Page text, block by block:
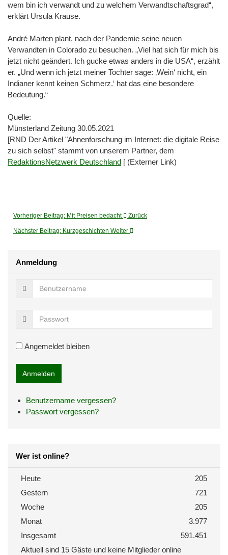
wem bin ich verwandt und zu welchem Verwandtschaftsgrad“,
erklärt Ursula Krause.
André Marten plant, nach der Pandemie seine neuen
Verwandten in Colorado zu besuchen. „Viel hat sich für mich bis
jetzt nicht geändert. Ich gucke etwas anders in die USA“, erzählt
er. „Und wenn ich jetzt meiner Tochter sage: ‚Wein‘ nicht, ein
Indianer kennt keinen Schmerz.‘ hat das eine besondere
Bedeutung.“
Quelle:
Münsterland Zeitung 30.05.2021
[RND Der Artikel "Ahnenforschung im Internet: die digitale Reise
zu sich selbst" stammt von unserem Partner, dem
RedaktionsNetzwerk Deutschland [ (Externer Link)
Vorheriger Beitrag: Mit Preisen bedacht Zurück
Nächster Beitrag: Kurzgeschichten Weiter
Anmeldung
Angemeldet bleiben
Benutzername vergessen?
Passwort vergessen?
Wer ist online?
Heute
205
Gestern
721
Woche
205
Monat
3.977
Insgesamt
591.451
Aktuell sind 15 Gäste und keine Mitglieder online